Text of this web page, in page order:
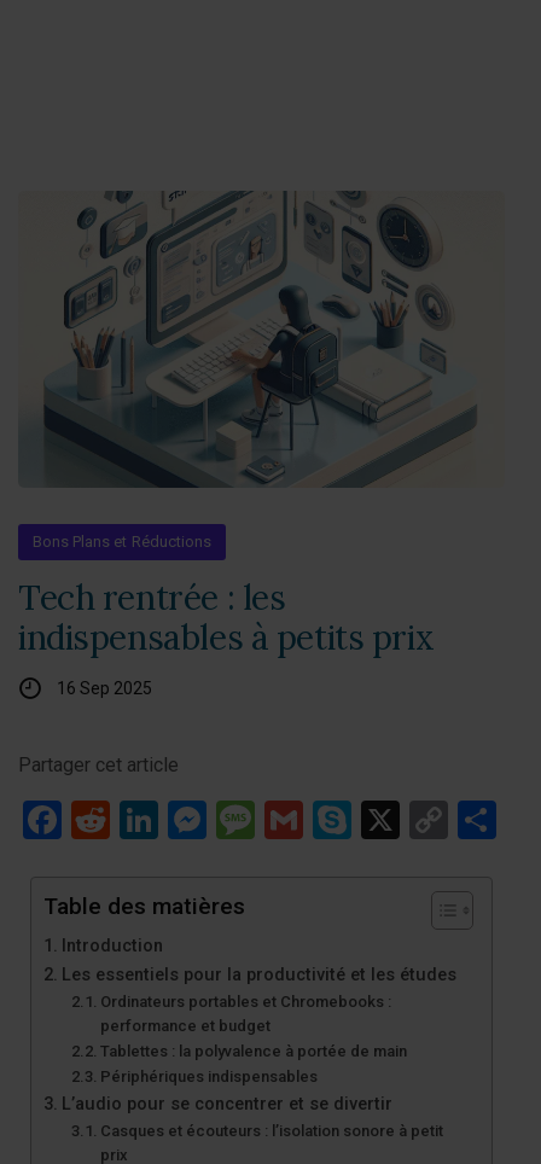
Bons Plans et Réductions
Tech rentrée : les
indispensables à petits prix
16 Sep 2025
Partager cet article
Facebook
RedditLinkedIn
Messenger
Message
GmailSkype
X
Copy
Table des matières
Introduction
Les essentiels pour la productivité et les études
Ordinateurs portables et Chromebooks :
performance et budget
Tablettes : la polyvalence à portée de main
Périphériques indispensables
L’audio pour se concentrer et se divertir
Casques et écouteurs : l’isolation sonore à petit
prix